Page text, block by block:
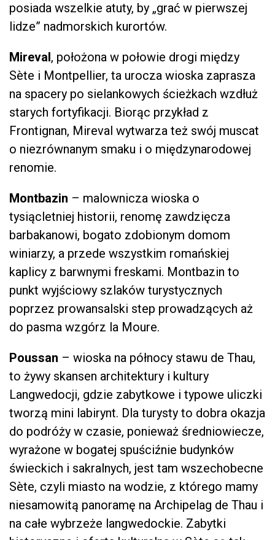
posiada wszelkie atuty, by „grać w pierwszej
lidze” nadmorskich kurortów.
Mireval, położona w połowie drogi między
Sète i Montpellier, ta urocza wioska zaprasza
na spacery po sielankowych ścieżkach wzdłuż
starych fortyfikacji. Biorąc przykład z
Frontignan, Mireval wytwarza też swój muscat
o niezrównanym smaku i o międzynarodowej
renomie.
Montbazin – malownicza wioska o
tysiącletniej historii, renomę zawdzięcza
barbakanowi, bogato zdobionym domom
winiarzy, a przede wszystkim romańskiej
kaplicy z barwnymi freskami. Montbazin to
punkt wyjściowy szlaków turystycznych
poprzez prowansalski step prowadzących aż
do pasma wzgórz la Moure.
Poussan – wioska na północy stawu de Thau,
to żywy skansen architektury i kultury
Langwedocji, gdzie zabytkowe i typowe uliczki
tworzą mini labirynt. Dla turysty to dobra okazja
do podróży w czasie, ponieważ średniowiecze,
wyrażone w bogatej spuściźnie budynków
świeckich i sakralnych, jest tam wszechobecne
Sète, czyli miasto na wodzie, z którego mamy
niesamowitą panoramę na Archipelag de Thau i
na całe wybrzeże langwedockie. Zabytki